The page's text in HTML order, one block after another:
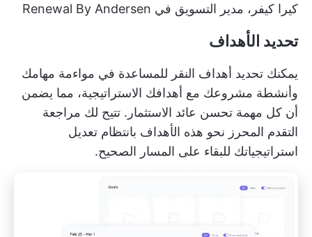
كيرا كيفر، مدير التسويق في Renewal By Andersen
تحديد الأهداف
يمكنك تحديد أهداف النقر للمساعدة في مواءمة مهامك
وأنشطة مشروعك مع أهدافك الاستراتيجية، مما يضمن
أن كل مهمة تحسن عائد الاستثمار. تتيح لك مراجعة
التقدم المحرز نحو هذه الأهداف بانتظام تعديل
استراتيجياتك للبقاء على المسار الصحيح.